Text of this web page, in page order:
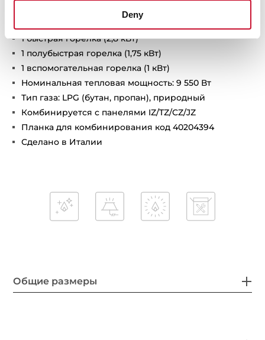
Deny
4 зоны приготовления:
1 быстрая горелка (2,8 кВт)
1 полубыстрая горелка (1,75 кВт)
1 вспомогательная горелка (1 кВт)
Номинальная тепловая мощность: 9 550 Вт
Тип газа: LPG (бутан, пропан), природный
Комбинируется с панелями IZ/TZ/CZ/JZ
Планка для комбинирования код 40204394
Сделано в Италии
Общие размеры